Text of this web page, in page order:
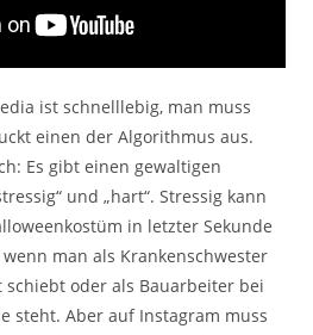
ist schnelllebig, man muss
einen der Algorithmus aus.
Es gibt einen gewaltigen
und „hart“. Stressig kann
in letzter Sekunde
man als Krankenschwester
schiebt oder als Bauarbeiter bei
steht. Aber auf Instagram muss